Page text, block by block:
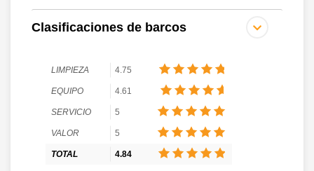
Clasificaciones de barcos
LIMPIEZA 4.75
EQUIPO 4.61
SERVICIO 5
VALOR 5
TOTAL 4.84